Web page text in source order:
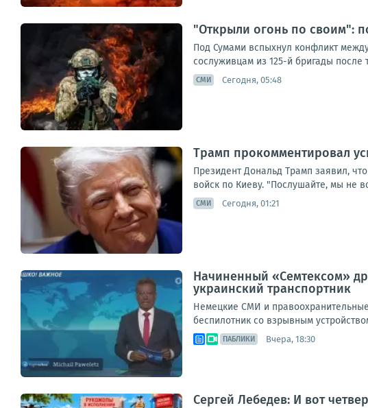
"Открыли огонь по своим":
Под Сумами вспыхнул конфликт
сослуживцам из 125-й бригады после
СМИ Сегодня, 05:48
Трамп прокомментировал
Президент Дональд Трамп заявил,
войск по Киеву. "Послушайте, мы не
СМИ Сегодня, 01:21
Начиненный «Семтексом»
украинский транспортник
Немецкие СМИ и
беспилотник со взрывным
ПАБЛИКИ Вчера, 18:30
Сергей Лебедев: И вот